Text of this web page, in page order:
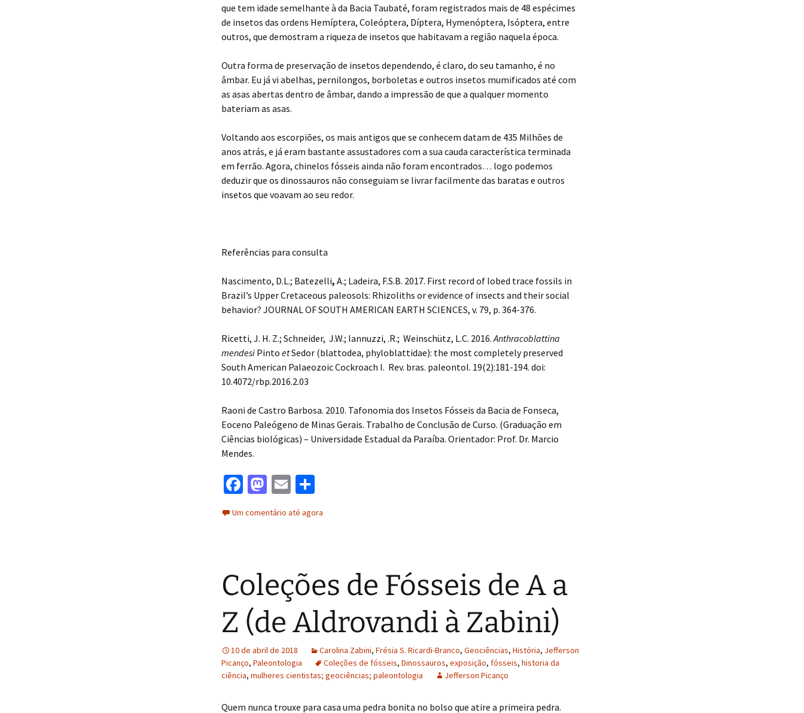
que tem idade semelhante à da Bacia Taubaté, foram registrados mais de 48 espécimes
de insetos das ordens Hemíptera, Coleóptera, Díptera, Hymenóptera, Isóptera, entre
outros, que demostram a riqueza de insetos que habitavam a região naquela época.
Outra forma de preservação de insetos dependendo, é claro, do seu tamanho, é no
âmbar. Eu já vi abelhas, pernilongos, borboletas e outros insetos mumificados até com
as asas abertas dentro de âmbar, dando a impressão de que a qualquer momento
bateriam as asas.
Voltando aos escorpiões, os mais antigos que se conhecem datam de 435 Milhões de
anos atrás, e já eram bastante assustadores com a sua cauda característica terminada
em ferrão. Agora, chinelos fósseis ainda não foram encontrados… logo podemos
deduzir que os dinossauros não conseguiam se livrar facilmente das baratas e outros
insetos que voavam ao seu redor.
Referências para consulta
Nascimento, D.L.; Batezelli, A.; Ladeira, F.S.B. 2017. First record of lobed trace fossils in
Brazil’s Upper Cretaceous paleosols: Rhizoliths or evidence of insects and their social
behavior? JOURNAL OF SOUTH AMERICAN EARTH SCIENCES, v. 79, p. 364-376.
Ricetti, J. H. Z.; Schneider, J.W.; Iannuzzi, .R.; Weinschütz, L.C. 2016.Anthracoblattina
mendesi Pinto etSedor (blattodea, phyloblattidae): the most completely preserved
South American Palaeozoic Cockroach I. Rev. bras. paleontol. 19(2):181-194. doi:
10.4072/rbp.2016.2.03
Raoni de Castro Barbosa. 2010. Tafonomia dos Insetos Fósseis da Bacia de Fonseca,
Eoceno Paleógeno de Minas Gerais. Trabalho de Conclusão de Curso. (Graduação em
Ciências biológicas) – Universidade Estadual da Paraíba. Orientador: Prof. Dr. Marcio
Mendes.
Fa
b
k
M
as
to
n
E
m
ai ar
Um comentário até agora
Coleções de Fósseis de A a
Z (de Aldrovandi à Zabini)
10 de abril de 2018 Carolina Zabini, Frésia S. Ricardi-Branco, Geociências, História, Jefferson
Picanço, Paleontologia Coleções de fósseis, Dinossauros, exposição, fósseis, historia da
ciência, mulheres cientistas; geociências; paleontologia Jefferson Picanço
Quem nunca trouxe para casa uma pedra bonita no bolso que atire a primeira pedra.